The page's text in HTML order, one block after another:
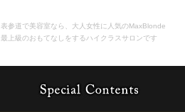
表参道で美容室なら、大人女性に人気のMaxBlonde
最上級のおもてなしをするハイクラスサロンです